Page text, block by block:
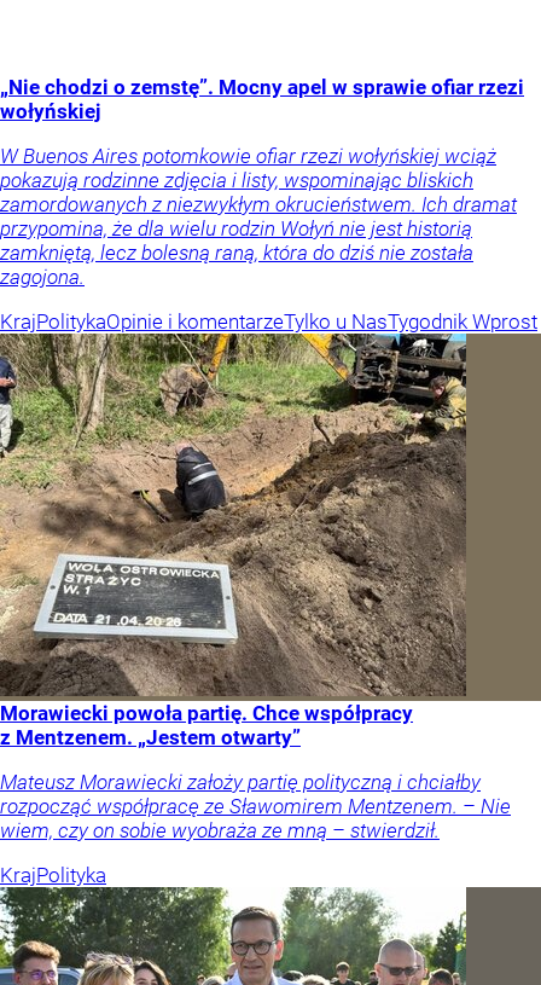
„Nie chodzi o zemstę”. Mocny apel w sprawie ofiar rzezi
wołyńskiej
W Buenos Aires potomkowie ofiar rzezi wołyńskiej wciąż
pokazują rodzinne zdjęcia i listy, wspominając bliskich
zamordowanych z niezwykłym okrucieństwem. Ich dramat
przypomina, że dla wielu rodzin Wołyń nie jest historią
zamkniętą, lecz bolesną raną, która do dziś nie została
zagojona.
KrajPolitykaOpinie i komentarzeTylko u NasTygodnik Wprost
Morawiecki powoła partię. Chce współpracy
z Mentzenem. „Jestem otwarty”
Mateusz Morawiecki założy partię polityczną i chciałby
rozpocząć współpracę ze Sławomirem Mentzenem. – Nie
wiem, czy on sobie wyobraża ze mną – stwierdził.
KrajPolityka